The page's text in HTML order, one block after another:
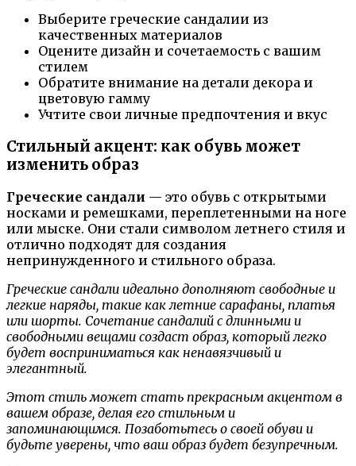
Выберите греческие сандалии из
качественных материалов
Оцените дизайн и сочетаемость с вашим
стилем
Обратите внимание на детали декора и
цветовую гамму
Учтите свои личные предпочтения и вкус
Стильный акцент: как обувь может
изменить образ
Греческие сандали — это обувь с открытыми
носками и ремешками, переплетенными на ноге
или мыске. Они стали символом летнего стиля и
отлично подходят для создания
непринужденного и стильного образа.
Греческие сандали идеально дополняют свободные и
легкие наряды, такие как летние сарафаны, платья
или шорты. Сочетание сандалий с длинными и
свободными вещами создаст образ, который легко
будет восприниматься как ненавязчивый и
элегантный.
Этот стиль может стать прекрасным акцентом в
вашем образе, делая его стильным и
запоминающимся. Позаботьтесь о своей обуви и
будьте уверены, что ваш образ будет безупречным.